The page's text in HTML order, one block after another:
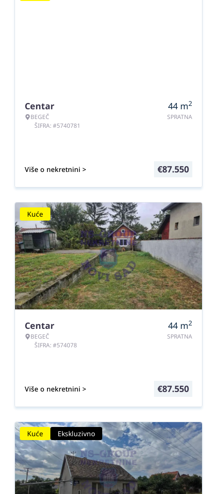
Centar
BEGEČ
ŠIFRA: #5740781
44 m2
SPRATNA
Više o nekretnini > €87.550
Kuće
Centar
BEGEČ
ŠIFRA: #574078
44 m2
SPRATNA
Više o nekretnini > €87.550
Kuće Ekskluzivno